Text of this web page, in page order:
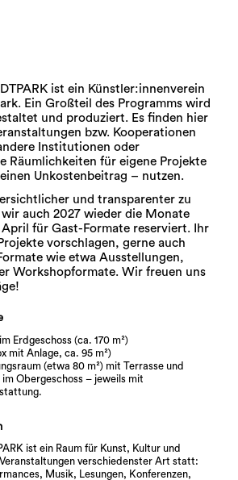
ist ein Künstler:innenverein
Ein Großteil des Programms wird
und produziert. Es finden hier
bzw. Kooperationen
Institutionen oder
Räumlichkeiten für eigene Projekte
Unkostenbeitrag – nutzen.
und transparenter zu
auch 2027 wieder die Monate
April für Gast-Formate reserviert. Ihr
vorschlagen, gerne auch
wie etwa Ausstellungen,
Workshopformate. Wir freuen uns
Erdgeschoss (ca. 170 m²)
mit Anlage, ca. 95 m²)
(etwa 80 m²) mit Terrasse und
Obergeschoss – jeweils mit
ist ein Raum für Kunst, Kultur und
verschiedenster Art statt:
Musik, Lesungen, Konferenzen,